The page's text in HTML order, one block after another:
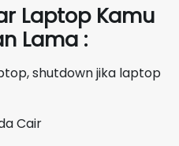
Laptop Kamu
Lama :
shutdown jika laptop
Cair